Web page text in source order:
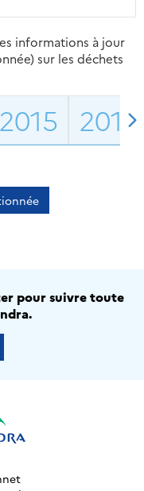
informations à jour
sur les déchets
2015 2016
pour suivre toute